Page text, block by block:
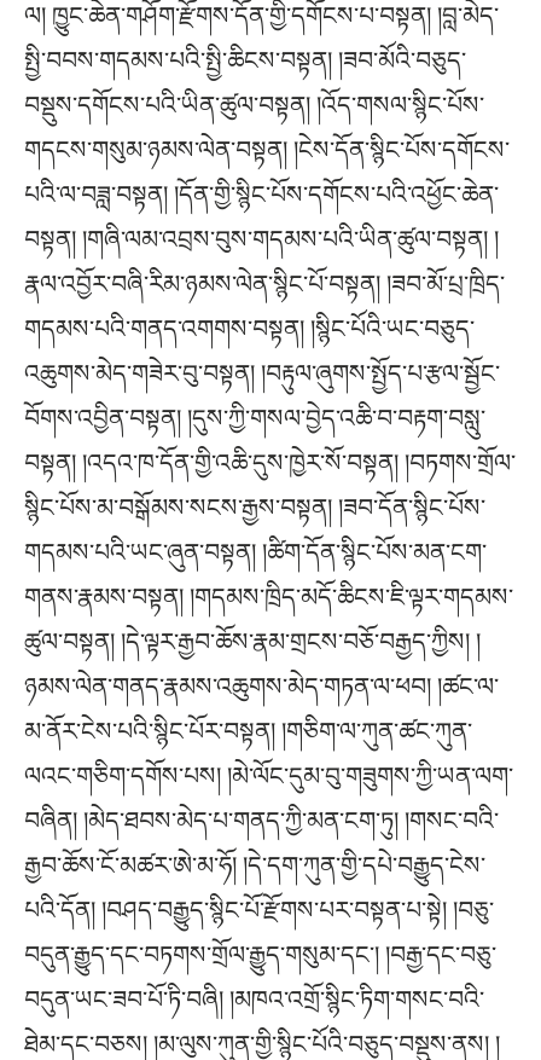
ལ། ཁྱུང་ཆེན་གཤོག་རྫོགས་དོན་གྱི་དགོངས་པ་བསྟན། །བླ་མེད་
སྤྱི་བབས་གདམས་པའི་སྤྱི་ཆིངས་བསྟན། །ཟབ་མོའི་བཅུད་
བསྡུས་དགོངས་པའི་ཡིན་ཚུལ་བསྟན། །འོད་གསལ་སྙིང་པོས་
གདངས་གསུམ་ཉམས་ལེན་བསྟན། །ངེས་དོན་སྙིང་པོས་དགོངས་
པའི་ལ་བཟླ་བསྟན། །དོན་གྱི་སྙིང་པོས་དགོངས་པའི་འཕྱོང་ཆེན་
བསྟན། །གཞི་ལམ་འབྲས་བུས་གདམས་པའི་ཡིན་ཚུལ་བསྟན། །
རྣལ་འབྱོར་བཞི་རིམ་ཉམས་ལེན་སྙིང་པོ་བསྟན། །ཟབ་མོ་པྲ་ཁྲིད་
གདམས་པའི་གནད་འགགས་བསྟན། །སྙིང་པོའི་ཡང་བཅུད་
འཆུགས་མེད་གཟེར་བུ་བསྟན། །བརྟུལ་ཞུགས་སྤྱོད་པ་རྩལ་སྦྱོང་
བོགས་འབྱིན་བསྟན། །དུས་ཀྱི་གསལ་བྱེད་འཆི་བ་བརྟག་བསླུ་
བསྟན། །འདའ་ཁ་དོན་གྱི་འཆི་དུས་ཁྱེར་སོ་བསྟན། །བཏགས་གྲོལ་
སྙིང་པོས་མ་བསྒོམས་སངས་རྒྱས་བསྟན། །ཟབ་དོན་སྙིང་པོས་
གདམས་པའི་ཡང་ཞུན་བསྟན། །ཚིག་དོན་སྙིང་པོས་མན་ངག་
གནས་རྣམས་བསྟན། །གདམས་ཁྲིད་མདོ་ཆིངས་ཇི་ལྟར་གདམས་
ཚུལ་བསྟན། །དེ་ལྟར་རྒྱབ་ཆོས་རྣམ་གྲངས་བཅོ་བརྒྱད་ཀྱིས། །
ཉམས་ལེན་གནད་རྣམས་འཆུགས་མེད་གཏན་ལ་ཕབ། །ཚང་ལ་
མ་ནོར་ངེས་པའི་སྙིང་པོར་བསྟན། །གཅིག་ལ་ཀུན་ཚང་ཀུན་
ལའང་གཅིག་དགོས་པས། །མེ་ལོང་དུམ་བུ་གཟུགས་ཀྱི་ཡན་ལག་
བཞིན། །མེད་ཐབས་མེད་པ་གནད་ཀྱི་མན་ངག་ཏུ། །གསང་བའི་
རྒྱབ་ཆོས་ངོ་མཚར་ཨེ་མ་ཧོ། །དེ་དག་ཀུན་གྱི་དཔེ་བརྒྱུད་ངེས་
པའི་དོན། །བཤད་བརྒྱུད་སྙིང་པོ་རྫོགས་པར་བསྟན་པ་སྟེ། །བཅུ་
བདུན་རྒྱུད་དང་བཏགས་གྲོལ་རྒྱུད་གསུམ་དང༌། །བརྒྱ་དང་བཅུ་
བདུན་ཡང་ཟབ་པོ་ཏི་བཞི། །མཁའ་འགྲོ་སྙིང་ཏིག་གསང་བའི་
ཐེམ་དང་བཅས། །མ་ལུས་ཀུན་གྱི་སྙིང་པོའི་བཅུད་བསྡུས་ནས། །